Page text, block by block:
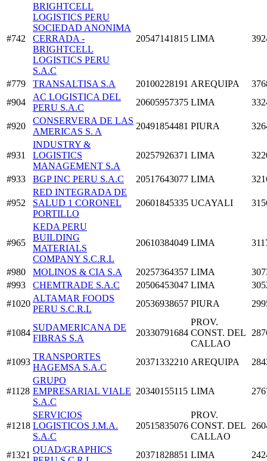
#742
BRIGHTCELL
LOGISTICS PERU
SOCIEDAD ANONIMA
CERRADA -
BRIGHTCELL
LOGISTICS PERU
S.A.C
20547141815 LIMA
#779 TRANSALTISA S.A 20100228191 AREQUIPA
#904
AC LOGISTICA DEL
PERU S.A.C
20605957375 LIMA
#920
CONSERVERA DE LAS
AMERICAS S. A
20491854481 PIURA
#931
INDUSTRY &
LOGISTICS
MANAGEMENT S.A
20257926371 LIMA
#933 BGP INC PERU S.A.C 20517643077 LIMA
#952
RED INTEGRADA DE
SALUD 1 CORONEL
PORTILLO
20601845335 UCAYALI
#965
KEDA PERU
BUILDING
MATERIALS
COMPANY S.C.R.L
20610384049 LIMA
#980 MOLINOS & CIA S.A 20257364357 LIMA
#993
CHEMTRADE S.A.C 20506453047 LIMA
#1020
ALTAMAR FOODS
PERU S.C.R.L
20536938657 PIURA
#1084
SUDAMERICANA DE
FIBRAS S.A
20330791684
PROV.
CONST. DEL
CALLAO
#1093
TRANSPORTES
HAGEMSA S.A.C
20371332210 AREQUIPA
#1128
GRUPO
EMPRESARIAL VIALE
S.A.C
20340155115 LIMA
#1218
SERVICIOS
LOGISTICOS J.M.A.
S.A.C
20515835076
PROV.
CONST. DEL
CALLAO
#1321
QUAD/GRAPHICS
20371828851 LIMA